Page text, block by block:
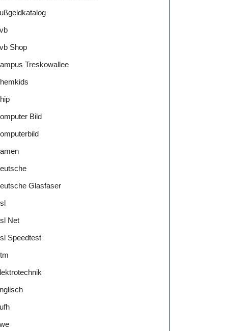
Shop
Treskowallee
Bild
Glasfaser
Net
Speedtest